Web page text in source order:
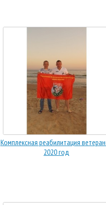
Комплексная реабилитация
2020 год